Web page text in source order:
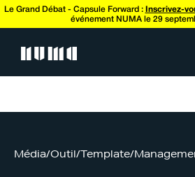
Le Grand Débat - Capsule Forward : Inscrivez-
événement NUMA le 29
Média/Outil/Template/